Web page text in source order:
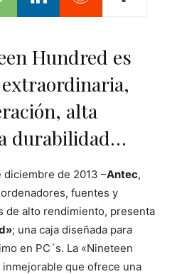
Hundred es
alta
durabilidad…
diciembre de 2013 –Antec,
fuentes y
de alto rendimiento, presenta
; una caja diseñada para
en PC´s. La «Nineteen
que ofrece una